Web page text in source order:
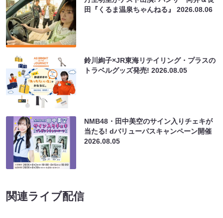
田『くるま温泉ちゃんねる』2026.08.06
鈴川絢子×JR東海リテイリング・プラスの
トラベルグッズ発売!2026.08.05
NMB48・田中美空のサイン入りチェキが
当たる! dバリューパスキャンペーン開催
2026.08.05
関連ライブ配信